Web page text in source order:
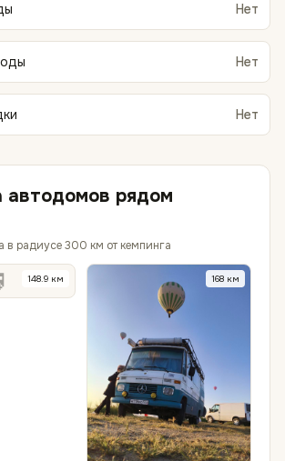
Нет
Нет
Нет
автодомов рядом
в радиусе 300 км от кемпинга
148.9 км 168 км